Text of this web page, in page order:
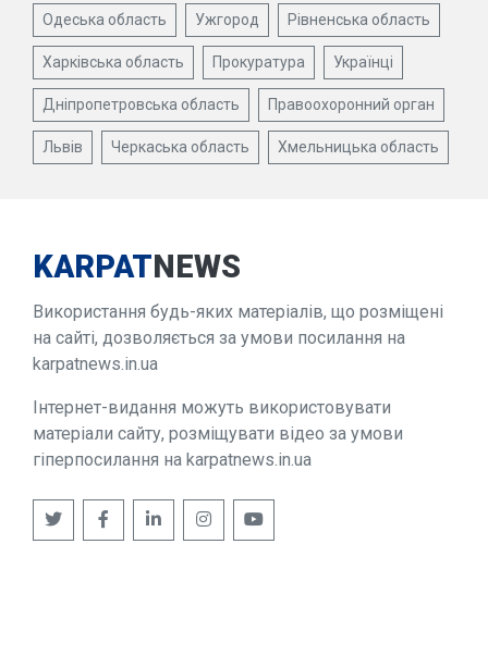
Одеська область Ужгород Рівненська область
Харківська область Прокуратура Українці
Дніпропетровська область Правоохоронний орган
Львів Черкаська область Хмельницька область
KARPATNEWS
Використання будь-яких матеріалів, що розміщені
на сайті, дозволяється за умови посилання на
karpatnews.in.ua
Інтернет-видання можуть використовувати
матеріали сайту, розміщувати відео за умови
гіперпосилання на karpatnews.in.ua